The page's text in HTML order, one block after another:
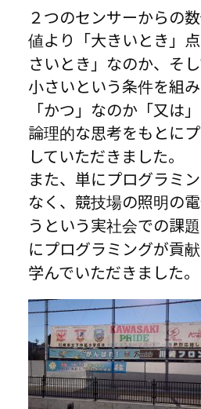
２つのセンサーからの
値より「大きいとき」
さいとき」なのか、そ
小さいという条件を組
「かつ」なのか「又は
論理的な思考をもとに
していただきました。
また、単にプログラミ
なく、競技場の照明の
うという実社会での課
にプログラミングが貢
学んでいただきました。